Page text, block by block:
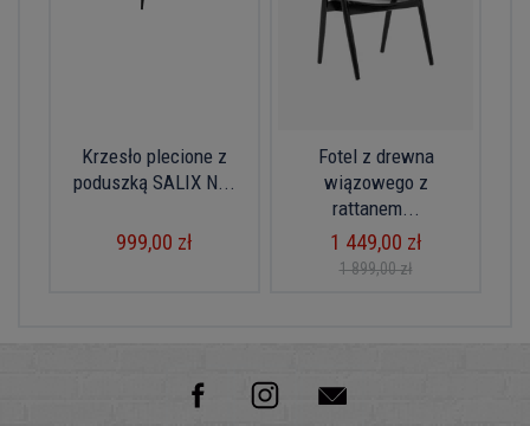
Krzesło plecione z
poduszką SALIX N...
999,00 zł
Fotel z drewna
wiązowego z
rattanem...
1 449,00 zł
1 899,00 zł